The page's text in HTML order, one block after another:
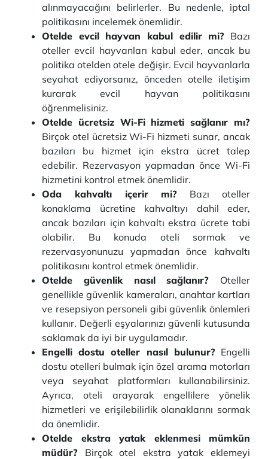
alınmayacağını belirlerler. Bu nedenle, iptal
politikasını incelemek önemlidir.
Otelde evcil hayvan kabul edilir mi? Bazı
oteller evcil hayvanları kabul eder, ancak bu
politika otelden otele değişir. Evcil hayvanlarla
seyahat ediyorsanız, önceden otelle iletişim
kurarak evcil hayvan politikasını
öğrenmelisiniz.
Otelde ücretsiz Wi-Fi hizmeti sağlanır mı?
Birçok otel ücretsiz Wi-Fi hizmeti sunar, ancak
bazıları bu hizmet için ekstra ücret talep
edebilir. Rezervasyon yapmadan önce Wi-Fi
hizmetini kontrol etmek önemlidir.
Oda kahvaltı içerir mi? Bazı oteller
konaklama ücretine kahvaltıyı dahil eder,
ancak bazıları için kahvaltı ekstra ücrete tabi
olabilir. Bu konuda oteli sormak ve
rezervasyonunuzu yapmadan önce kahvaltı
politikasını kontrol etmek önemlidir.
Otelde güvenlik nasıl sağlanır? Oteller
genellikle güvenlik kameraları, anahtar kartları
ve resepsiyon personeli gibi güvenlik önlemleri
kullanır. Değerli eşyalarınızı güvenli kutusunda
saklamak da iyi bir uygulamadır.
Engelli dostu oteller nasıl bulunur?Engelli
dostu otelleri bulmak için özel arama motorları
veya seyahat platformları kullanabilirsiniz.
Ayrıca, oteli arayarak engellilere yönelik
hizmetleri ve erişilebilirlik olanaklarını sormak
da önemlidir.
Otelde ekstra yatak eklenmesi mümkün
müdür? Birçok otel ekstra yatak eklemeyi